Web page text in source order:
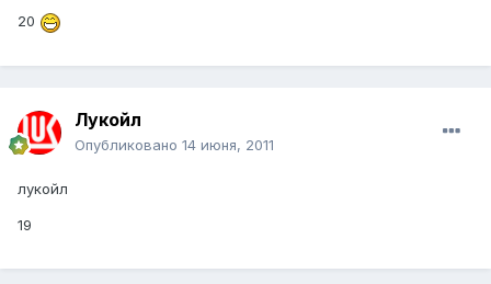
20
Лукойл
Опубликовано 14 июня, 2011
лукойл
19